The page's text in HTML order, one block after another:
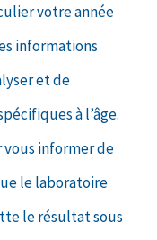
votre année
informations
et de
à l’âge.
vous informer de
le laboratoire
le résultat sous